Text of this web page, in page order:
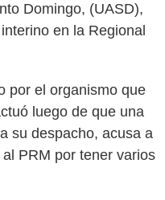
Domingo, (UASD),
en la Regional
por el organismo que
luego de que una
su despacho, acusa a
PRM por tener varios